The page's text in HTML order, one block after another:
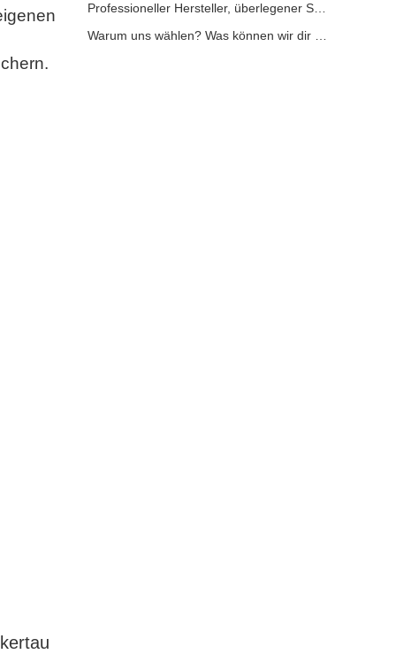
Professioneller Hersteller, überlegener Service, angenehme Zusammenarbeit
Warum uns wählen? Was können wir dir anbieten?